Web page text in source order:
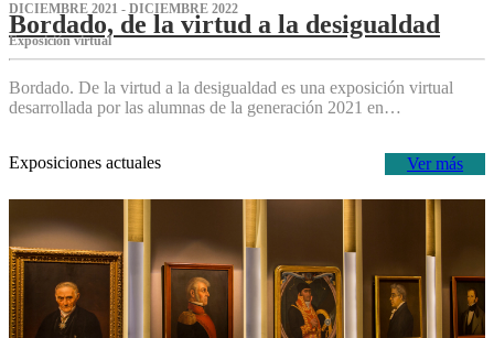
DICIEMBRE 2021 - DICIEMBRE 2022
Bordado, de la virtud a la desigualdad
Exposición virtual‌
Bordado. De la virtud a la desigualdad es una exposición virtual
desarrollada por las alumnas de la generación 2021 en…
Ver más
Exposiciones actuales